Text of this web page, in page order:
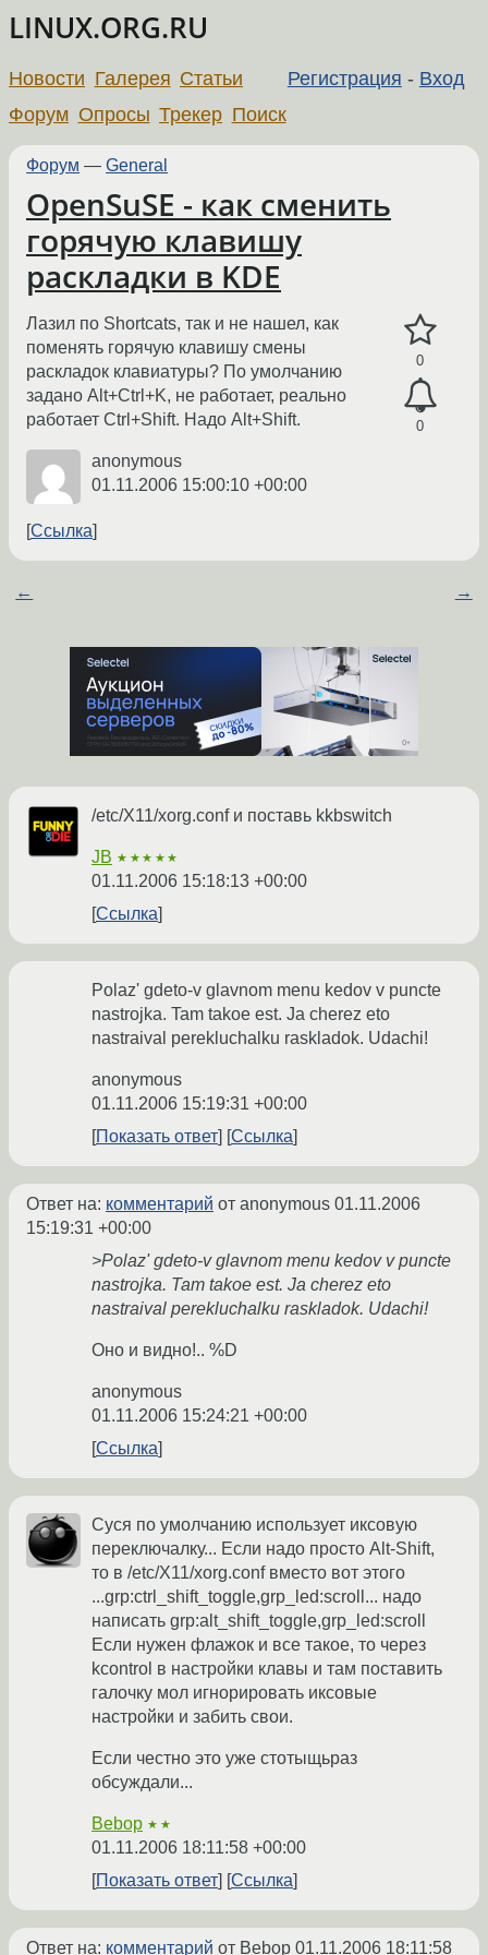
LINUX.ORG.RU
Регистрация - Вход
Новости Галерея Статьи
Форум Опросы Трекер Поиск
Форум — General
OpenSuSE - как сменить
горячую клавишу
раскладки в KDE
0
0
Лазил по Shortcats, так и не нашел, как
поменять горячую клавишу смены
раскладок клавиатуры? По умолчанию
задано Alt+Ctrl+K, не работает, реально
работает Ctrl+Shift. Надо Alt+Shift.
anonymous
01.11.2006 15:00:10 +00:00
Ссылка
← →
/etc/X11/xorg.conf и поставь kkbswitch
JB ★★★★★
01.11.2006 15:18:13 +00:00
Ссылка
Polaz' gdeto-v glavnom menu kedov v puncte
nastrojka. Tam takoe est. Ja cherez eto
nastraival perekluchalku raskladok. Udachi!
anonymous
01.11.2006 15:19:31 +00:00
Показать ответ
Ссылка
Ответ на: комментарий от anonymous 01.11.2006
15:19:31 +00:00
>Polaz' gdeto-v glavnom menu kedov v puncte
nastrojka. Tam takoe est. Ja cherez eto
nastraival perekluchalku raskladok. Udachi!
Оно и видно!.. %D
anonymous
01.11.2006 15:24:21 +00:00
Ссылка
Суся по умолчанию использует иксовую
переключалку... Если надо просто Alt-Shift,
то в /etc/X11/xorg.conf вместо вот этого
...grp:ctrl_shift_toggle,grp_led:scroll... надо
написать grp:alt_shift_toggle,grp_led:scroll
Если нужен флажок и все такое, то через
kcontrol в настройки клавы и там поставить
галочку мол игнорировать иксовые
настройки и забить свои.
Если честно это уже стотыщьраз
обсуждали...
Bebop ★★
01.11.2006 18:11:58 +00:00
Показать ответ
Ссылка
Ответ на: комментарий от Bebop 01.11.2006 18:11:58